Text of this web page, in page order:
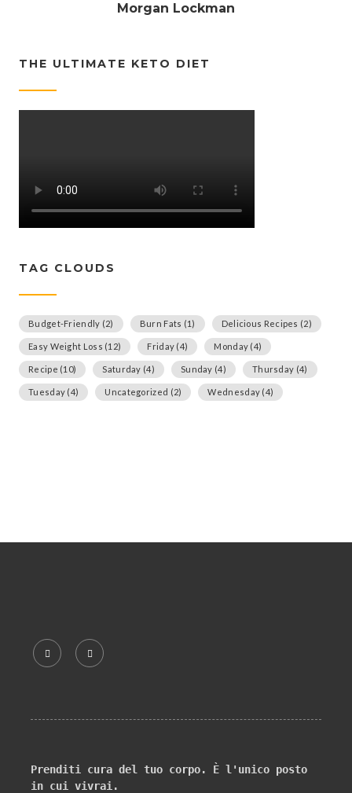
Morgan Lockman
THE ULTIMATE KETO DIET
TAG CLOUDS
Budget-Friendly (2) Burn Fats (1) Delicious Recipes (2)
Easy Weight Loss (12) Friday (4) Monday (4)
Recipe (10) Saturday (4) Sunday (4) Thursday (4)
Tuesday (4) Uncategorized (2) Wednesday (4)
Prenditi cura del tuo corpo. È l'unico posto
in cui vivrai.